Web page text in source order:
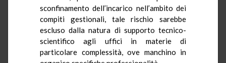
sconfinamento dell’incarico nell’ambito dei
compiti gestionali, tale rischio sarebbe
escluso dalla natura di supporto tecnico-
scientifico agli uffici in materie di
particolare complessità, ove manchino in